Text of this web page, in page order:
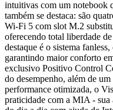
intuitivas com um notebook
também se destaca: são
Wi-Fi 5 com slot M.2
oferecendo total liberdade
destaque é o sistema
garantindo maior conforto
exclusivo Positivo Control
do desempenho, além de
performance otimizada, o
praticidade com a MIA - sua